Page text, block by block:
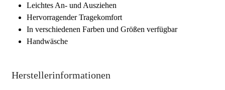
Leichtes An- und Ausziehen
Hervorragender Tragekomfort
In verschiedenen Farben und Größen verfügbar
Handwäsche
Herstellerinformationen